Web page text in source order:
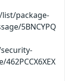
package-
5BNCYPQ